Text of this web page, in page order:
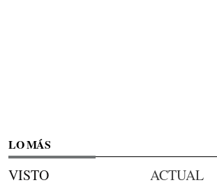
LO MÁS
VISTO ACTUAL